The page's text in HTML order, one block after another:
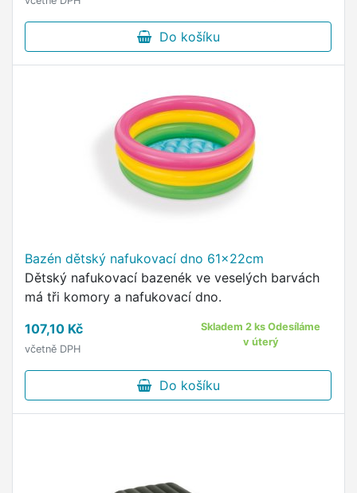
Do košíku
Bazén dětský nafukovací dno 61x22cm
Dětský nafukovací bazenék ve veselých barvách
má tři komory a nafukovací dno.
107,10 Kč
včetně DPH
Skladem 2 ks Odesíláme
v úterý
Do košíku